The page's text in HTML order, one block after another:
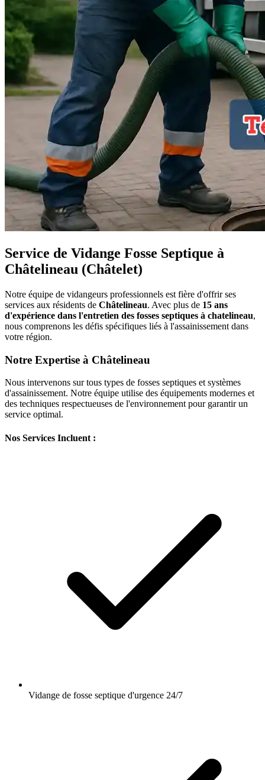
Service de Vidange Fosse Septique à
Châtelineau (Châtelet)
Notre équipe de vidangeurs professionnels est fière d'offrir ses
services aux résidents de Châtelineau. Avec plus de 15 ans
d'expérience dans l'entretien des fosses septiques à chatelineau,
nous comprenons les défis spécifiques liés à l'assainissement dans
votre région.
Notre Expertise à Châtelineau
Nous intervenons sur tous types de fosses septiques et systèmes
d'assainissement. Notre équipe utilise des équipements modernes et
des techniques respectueuses de l'environnement pour garantir un
service optimal.
Nos Services Incluent :
Vidange de fosse septique d'urgence 24/7